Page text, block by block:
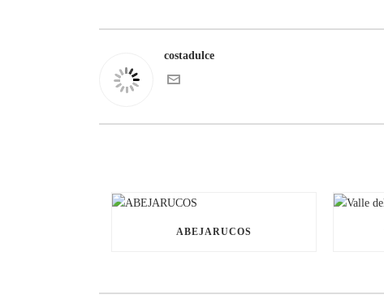
costadulce
ABEJARUCOS